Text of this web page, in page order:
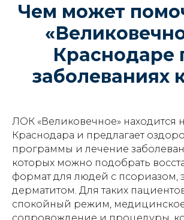
Чем может
Краснодаре
заболеваниях
ЛОК «Великовечное» находится
Краснодара и предлагает
программы и лечение
которых можно подобрать
формат для людей с псориазом,
дерматитом. Для таких
спокойный режим,